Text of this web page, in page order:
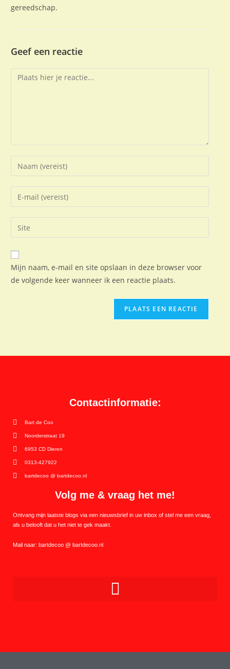
gereedschap.
Geef een reactie
Mijn naam, e-mail en site opslaan in deze browser voor
de volgende keer wanneer ik een reactie plaats.
Volg me & vraag het me!
Ontvang mijn laatste blogs via een nieuwsbrief in uw inbox of stel me een vraag,
als u belooft dat u het niet te gek maakt.
Mail naar: bartdecoo @ bartdecoo.nl
Contactinformatie:
Bart de Coo
Noorderstraat 19
6953 CD Dieren
0313-427922
bartdecoo @ bartdecoo.nl